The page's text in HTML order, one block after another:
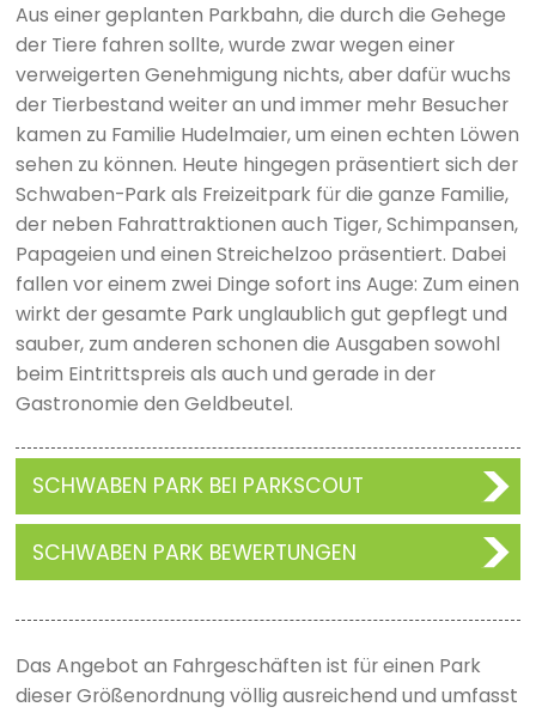
Aus einer geplanten Parkbahn, die durch die Gehege
der Tiere fahren sollte, wurde zwar wegen einer
verweigerten Genehmigung nichts, aber dafür wuchs
der Tierbestand weiter an und immer mehr Besucher
kamen zu Familie Hudelmaier, um einen echten Löwen
sehen zu können. Heute hingegen präsentiert sich der
Schwaben-Park als Freizeitpark für die ganze Familie,
der neben Fahrattraktionen auch Tiger, Schimpansen,
Papageien und einen Streichelzoo präsentiert. Dabei
fallen vor einem zwei Dinge sofort ins Auge: Zum einen
wirkt der gesamte Park unglaublich gut gepflegt und
sauber, zum anderen schonen die Ausgaben sowohl
beim Eintrittspreis als auch und gerade in der
Gastronomie den Geldbeutel.
SCHWABEN PARK BEI PARKSCOUT
SCHWABEN PARK BEWERTUNGEN
Das Angebot an Fahrgeschäften ist für einen Park
dieser Größenordnung völlig ausreichend und umfasst